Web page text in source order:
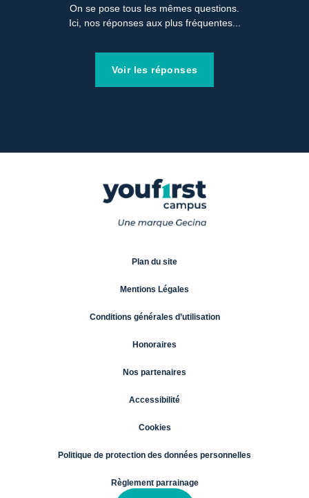
On se pose tous les mêmes questions.
Ici, nos réponses aux plus fréquentes...
Voir les réponses
Plan du site
Mentions Légales
Conditions générales d’utilisation
Honoraires
Nos partenaires
Accessibilité
Cookies
Politique de protection des données personnelles
Règlement parrainage